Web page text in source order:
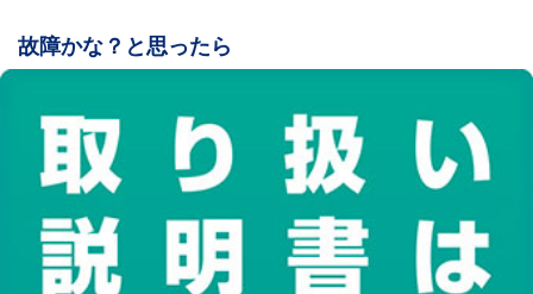
故障かな？と思ったら